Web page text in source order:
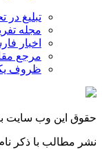
تبلیغ در
مجله
اخبار
مرجع
ظروف
حقوق این وب سایت
نشر مطالب با ذکر